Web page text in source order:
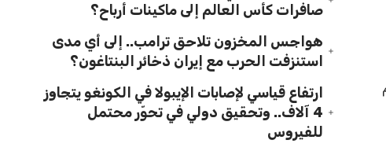
صافرات كأس العالم إلى ماكينات أرباح؟
هواجس المخزون تلاحق ترامب.. إلى أي مدى
استنزفت الحرب مع إيران ذخائر البنتاغون؟
ارتفاع قياسي لإصابات الإيبولا في الكونغو يتجاوز
4 آلاف.. وتحقيق دولي في تحوّر محتمل
للفيروس